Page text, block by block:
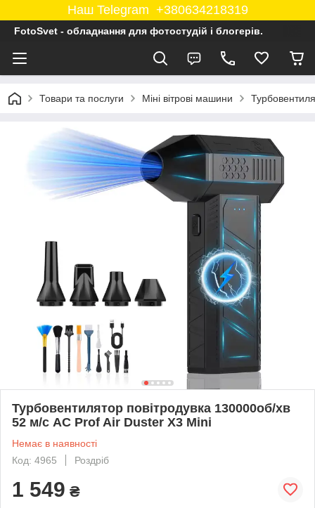
Наш Telegram +380634218319
FotoSvet - обладнання для фотостудій і блогерів.
Товари та послуги Міні вітрові машини
Турбовентилятор повітродувка 130000об/хв
52 м/с AC Prof Air Duster X3 Mini
Немає в наявності
Код: 4965
Роздріб
1 549 ₴